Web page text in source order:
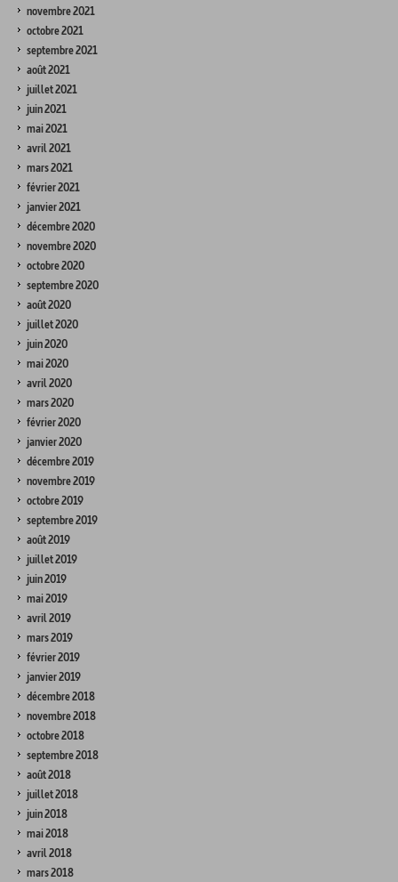
novembre 2021
octobre 2021
septembre 2021
août 2021
juillet 2021
juin 2021
mai 2021
avril 2021
mars 2021
février 2021
janvier 2021
décembre 2020
novembre 2020
octobre 2020
septembre 2020
août 2020
juillet 2020
juin 2020
mai 2020
avril 2020
mars 2020
février 2020
janvier 2020
décembre 2019
novembre 2019
octobre 2019
septembre 2019
août 2019
juillet 2019
juin 2019
mai 2019
avril 2019
mars 2019
février 2019
janvier 2019
décembre 2018
novembre 2018
octobre 2018
septembre 2018
août 2018
juillet 2018
juin 2018
mai 2018
avril 2018
mars 2018